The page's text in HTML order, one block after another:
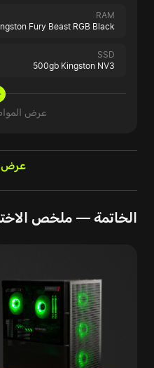
RAM
Fury Beast RGB Black
SSD
500gb Kingston NV3
عرض
عرض
الخاتمة — ملخص